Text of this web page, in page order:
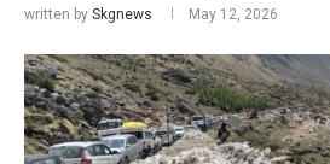
written by Skgnews May 12, 2026